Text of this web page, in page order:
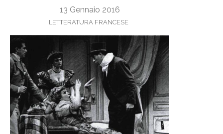
13 Gennaio 2016
LETTERATURA FRANCESE